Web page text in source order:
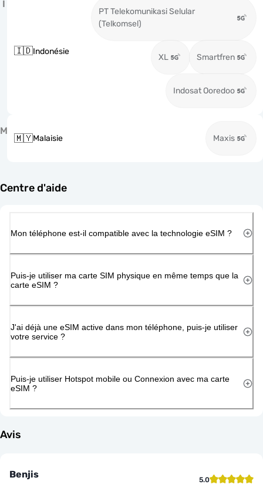
I
🇮🇩Indonésie
PT Telekomunikasi Selular
(Telkomsel)
XL Smartfren
Indosat Ooredoo
M
🇲🇾Malaisie Maxis
Centre d'aide
Mon téléphone est-il compatible avec la technologie eSIM ?
Puis-je utiliser ma carte SIM physique en même temps que la
carte eSIM ?
J'ai déjà une eSIM active dans mon téléphone, puis-je utiliser
votre service ?
Puis-je utiliser Hotspot mobile ou Connexion avec ma carte
eSIM ?
Avis
Benjis 5.0